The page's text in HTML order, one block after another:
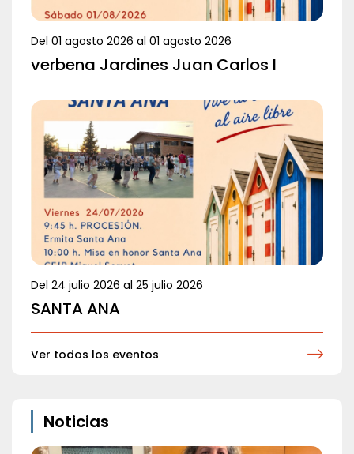
Del 01 agosto 2026 al 01 agosto 2026
verbena Jardines Juan Carlos I
Del 24 julio 2026 al 25 julio 2026
SANTA ANA
Ver todos los eventos
Noticias